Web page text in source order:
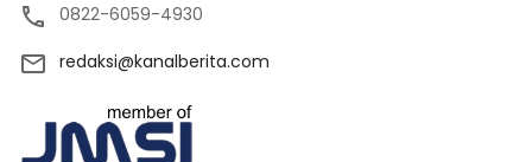
0822-6059-4930
redaksi@kanalberita.com